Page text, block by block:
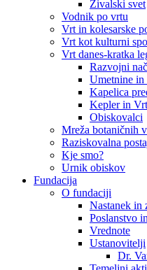
Živalski svet
Vodnik po vrtu
Vrt in kolesarske
Vrt kot kulturni
Vrt danes-kratka
Razvojni
Umetnine in
Kapelica
Kepler in Vrt
Obiskovalci
Mreža botaničnih
Raziskovalna
Kje smo?
Urnik obiskov
Fundacija
O fundaciji
Nastanek in
Poslanstvo
Vrednote
Ustanovitelji
Dr.